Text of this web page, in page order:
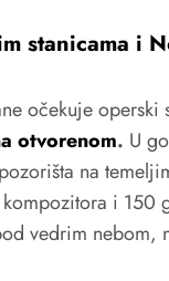
stanicama i
očekuje operski
otvorenom. U
na
i 150
vedrim nebom,